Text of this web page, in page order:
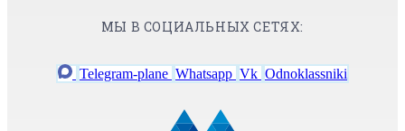
МЫ В СОЦИАЛЬНЫХ СЕТЯХ:
Telegram-plane Whatsapp Vk Odnoklassniki